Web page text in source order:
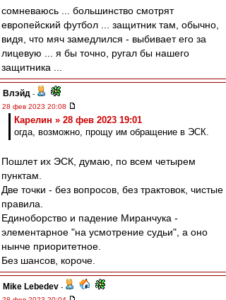
сомневаюсь ... большинство смотрят
европейский футбол ... защитник там, обычно,
видя, что мяч замедлился - выбивает его за
лицевую ... я бы точно, ругал бы нашего
защитника ...
Влэйд -
28 фев 2023 20:08
Карелин » 28 фев 2023 19:01
огда, возможно, прощу им обращение в ЭСК.
Пошлет их ЭСК, думаю, по всем четырем
пунктам.
Две точки - без вопросов, без трактовок, чистые
правила.
Единоборство и падение Миранчука -
элементарное "на усмотрение судьи", а оно
нынче приоритетное.
Без шансов, короче.
Mike Lebedev -